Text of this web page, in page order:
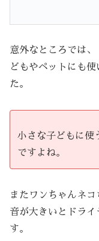
意外なところでは
どもやペットにも
た。
小さな子どもに使
ですよね。
またワンちゃんネ
音が大きいとドラ
す。